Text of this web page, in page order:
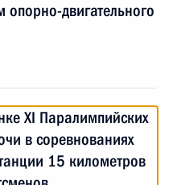
двигательного
XI Паралимпийских
в соревнованиях
15 километров